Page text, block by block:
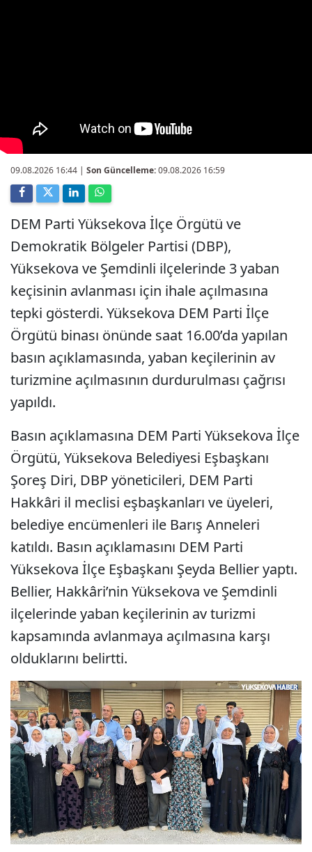
09.08.2026 16:44 | Son Güncelleme:09.08.2026 16:59
DEM Parti Yüksekova İlçe Örgütü ve
Demokratik Bölgeler Partisi (DBP),
Yüksekova ve Şemdinli ilçelerinde 3 yaban
keçisinin avlanması için ihale açılmasına
tepki gösterdi. Yüksekova DEM Parti İlçe
Örgütü binası önünde saat 16.00’da yapılan
basın açıklamasında, yaban keçilerinin av
turizmine açılmasının durdurulması çağrısı
yapıldı.
Basın açıklamasına DEM Parti Yüksekova İlçe
Örgütü, Yüksekova Belediyesi Eşbaşkanı
Şoreş Diri, DBP yöneticileri, DEM Parti
Hakkâri il meclisi eşbaşkanları ve üyeleri,
belediye encümenleri ile Barış Anneleri
katıldı. Basın açıklamasını DEM Parti
Yüksekova İlçe Eşbaşkanı Şeyda Bellier yaptı.
Bellier, Hakkâri’nin Yüksekova ve Şemdinli
ilçelerinde yaban keçilerinin av turizmi
kapsamında avlanmaya açılmasına karşı
olduklarını belirtti.